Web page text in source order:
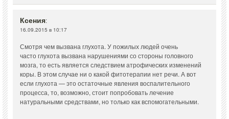
Ксения:
16.09.2015 в 10:17
Смотря чем вызвана глухота. У пожилых людей очень
часто глухота вызвана нарушениями со стороны головного
мозга, то есть является следствием атрофических изменений
коры. В этом случае ни о какой фитотерапии нет речи. А вот
если глухота — это остаточные явления воспалительного
процесса, то, возможно, стоит попробовать лечение
натуральными средствами, но только как вспомогательными.